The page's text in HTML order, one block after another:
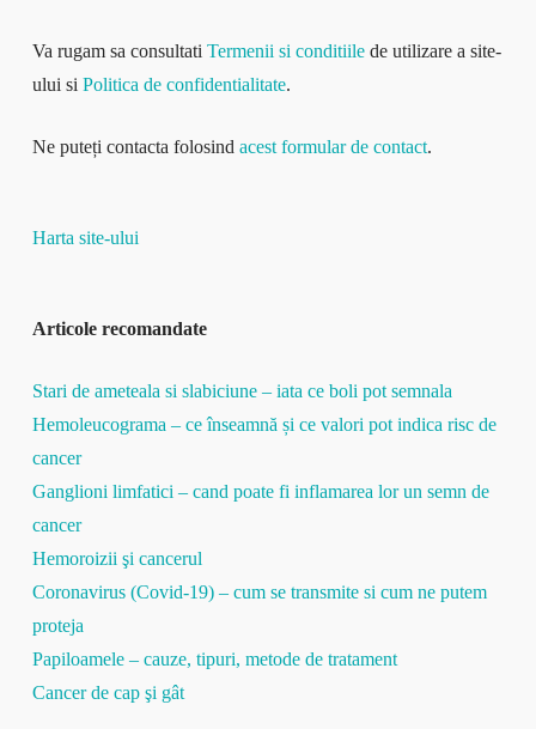
Va rugam sa consultati Termenii si conditiilede utilizare a site-
ului si Politica de confidentialitate.
Ne puteți contacta folosind acest formular de contact.
Harta site-ului
Articole recomandate
Stari de ameteala si slabiciune – iata ce boli pot semnala
Hemoleucograma – ce înseamnă și ce valori pot indica risc de
cancer
Ganglioni limfatici – cand poate fi inflamarea lor un semn de
cancer
Hemoroizii şi cancerul
Coronavirus (Covid-19) – cum se transmite si cum ne putem
proteja
Papiloamele – cauze, tipuri, metode de tratament
Cancer de cap şi gât